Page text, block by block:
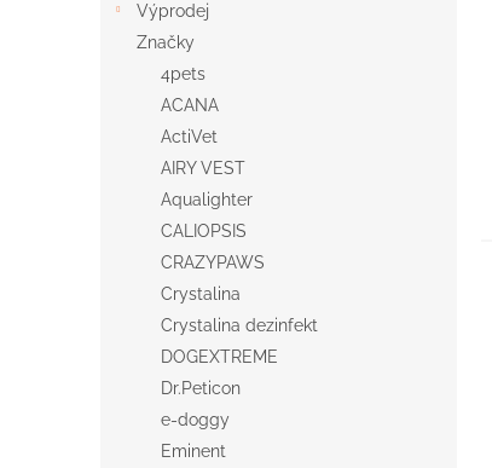
Výprodej
Značky
4pets
ACANA
ActiVet
AIRY VEST
Aqualighter
CALIOPSIS
CRAZYPAWS
Crystalina
Crystalina dezinfekt
DOGEXTREME
Dr.Peticon
e-doggy
Eminent